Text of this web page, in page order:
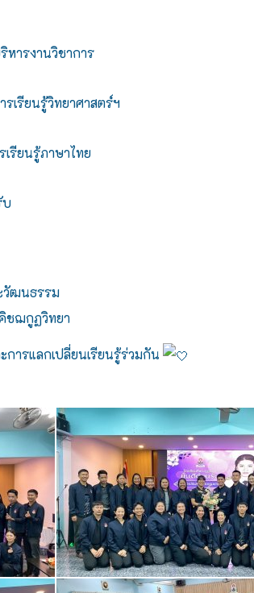
หารงานวิชาการ
เรียนรู้วิทยาศาสตร์ฯ
รียนรู้ภาษาไทย
บ
วัฒนธรรม
ชฌกูฏวิทยา
ารแลกเปลี่ยนเรียนรู้ร่วมกัน